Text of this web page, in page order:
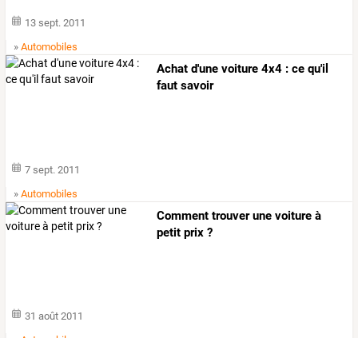
13 sept. 2011
»Automobiles
Achat d'une voiture 4x4 : ce qu'il
faut savoir
7 sept. 2011
»Automobiles
Comment trouver une voiture à
petit prix ?
31 août 2011